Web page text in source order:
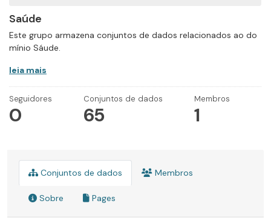
Saúde
Este grupo armazena conjuntos de dados relacionados ao do
mínio Sáude.
leia mais
Seguidores
0
Conjuntos de dados
65
Membros
1
Conjuntos de dados Membros
Sobre Pages